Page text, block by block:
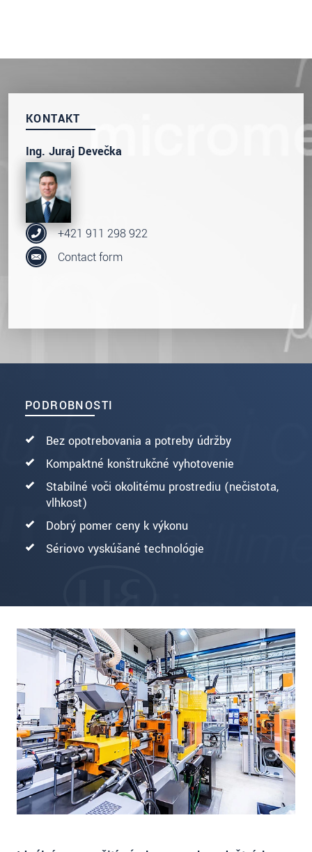
PODROBNOSTI
Bez opotrebovania a potreby údržby
Kompaktné konštrukčné vyhotovenie
Stabilné voči okolitému prostrediu (nečistota,
vlhkosť)
Dobrý pomer ceny k výkonu
Sériovo vyskúšané technológie
KONTAKT
Ing. Juraj Devečka
+421 911 298 922
Contact form